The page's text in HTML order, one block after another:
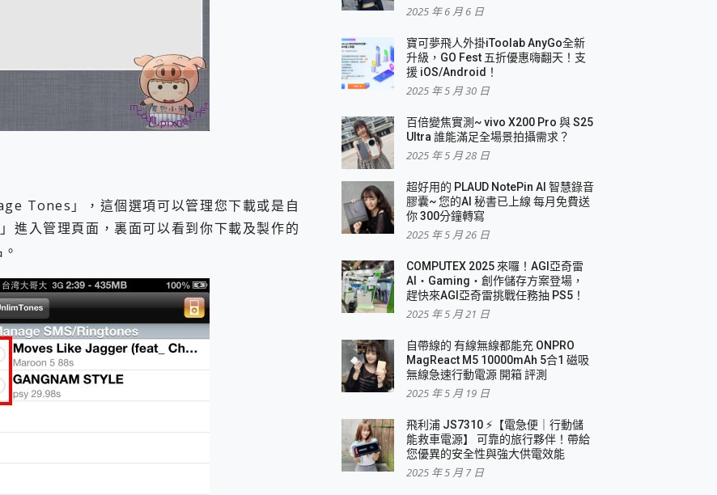
Tones」，這個選項可以管理您下載或是自
入管理頁面，裏面可以看到你下載及製作的
2025 年 6 月 6 日
寶可夢飛人外掛iToolab AnyGo全新
升級，GO Fest 五折優惠嗨翻天！支
援 iOS/Android！
2025 年 5 月 30 日
百倍變焦實測~ vivo X200 Pro 與 S25
Ultra 誰能滿足全場景拍攝需求？
2025 年 5 月 28 日
超好用的 PLAUD NotePin AI 智慧錄音
膠囊~ 您的AI 秘書已上線 每月免費送
你 300分鐘轉寫
2025 年 5 月 26 日
COMPUTEX 2025 來囉！AGI亞奇雷
AI・Gaming・創作儲存方案登場，
趕快來AGI亞奇雷挑戰任務抽 PS5！
2025 年 5 月 21 日
自帶線的 有線無線都能充 ONPRO
MagReact M5 10000mAh 5合1 磁吸
無線急速行動電源 開箱 評測
2025 年 5 月 19 日
飛利浦 JS7310 ⚡【電急便｜行動儲
能救車電源】 可靠的旅行夥伴！帶給
您優異的安全性與強大供電效能
2025 年 5 月 7 日